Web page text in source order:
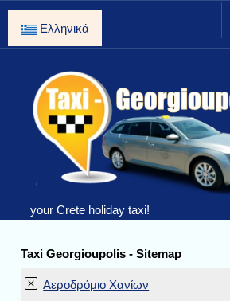
Ελληνικά
your Crete holiday taxi!
Taxi Georgioupolis - Sitemap
Αεροδρόμιο Χανίων